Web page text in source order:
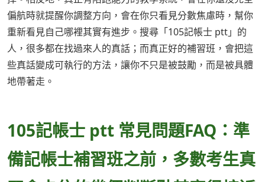
偏航時就提醒你調整方向，會在你只看見分數焦慮時，幫你
重新看見自己哪裡其實有進步。搜尋「105記帳士 ptt」的
人，很多都在找過來人的真話；而真正好的補習班，會把這
些真話變成可執行的方法，讓你不只是被鼓勵，而是被具體
地帶著走。
105記帳士 ptt 常見問題FAQ：準
備記帳士補習班之前，多數考生真